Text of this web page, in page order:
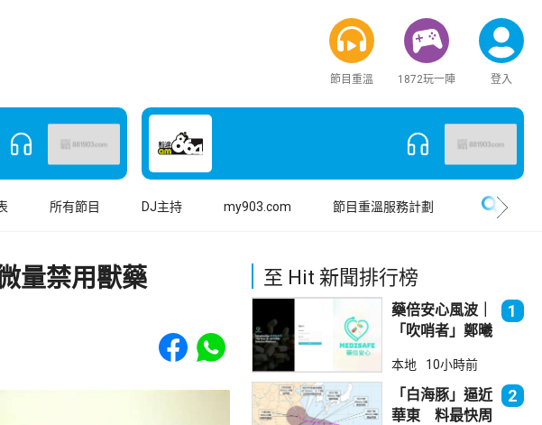
節目重溫 1872玩一陣 登入
所有節目 DJ主持 my903.com 節目重溫服務計劃
量禁用獸藥
Share to Facebook
Share to WhatsApp
至 Hit 新聞排行榜
藥倍安心風波｜
「吹哨者」鄭曦
進行刑事調查
1
本地 10小時前
「白海豚」逼近
華東 料最快周
2